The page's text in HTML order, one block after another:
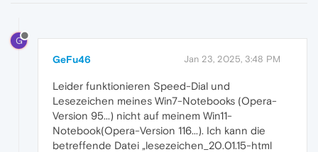
G
GeFu46 Jan 23, 2025, 3:48 PM
Leider funktionieren Speed-Dial und
Lesezeichen meines Win7-Notebooks (Opera-
Version 95...) nicht auf meinem Win11-
Notebook(Opera-Version 116...). Ich kann die
betreffende Datei „lesezeichen_20.01.15-html